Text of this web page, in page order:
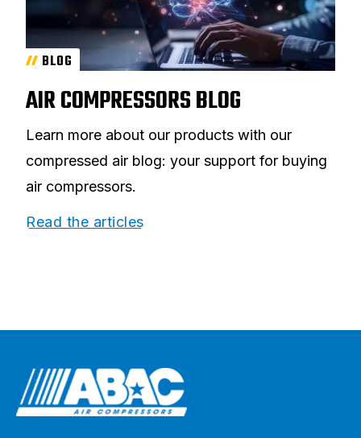
BLOG
AIR COMPRESSORS BLOG
Learn more about our products with our
compressed air blog: your support for buying
air compressors.
Read the articles